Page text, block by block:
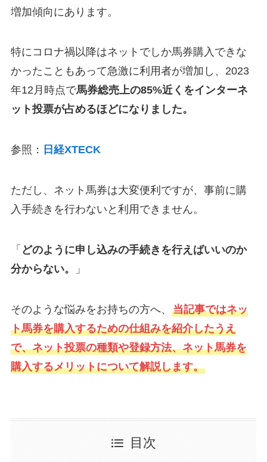
増加傾向にあります。
特にコロナ禍以降はネットでしか馬券購入できな
かったこともあって急激に利用者が増加し、2023
年12月時点で馬券総売上の85%近くをインターネ
ット投票が占めるほどになりました。
参照： 日経XTECK
ただし、ネット馬券は大変便利ですが、事前に購
入手続きを行わないと利用できません。
「 どのように申し込みの手続きを行えばいいのか
分からない。
」
そのような悩みをお持ちの方へ、 当記事ではネッ
ト馬券を購入するための仕組みを紹介したうえ
で、ネット投票の種類や登録方法、ネット馬券を
購入するメリットについて解説します。
目次